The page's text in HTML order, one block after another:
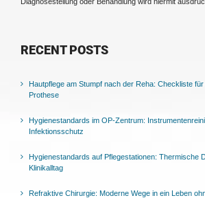
RECENT POSTS
Hautpflege am Stumpf nach der Reha: Checkliste für
Prothese
Hygienestandards im OP-Zentrum:
Infektionsschutz
Hygienestandards auf Pflegestationen: Thermische
Klinikalltag
Refraktive Chirurgie: Moderne Wege in ein Leben